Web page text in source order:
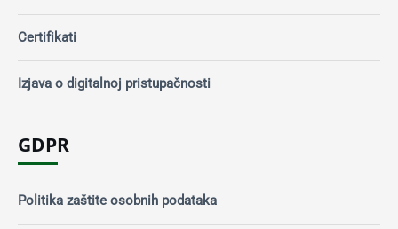
Certifikati
Izjava o digitalnoj pristupačnosti
GDPR
Politika zaštite osobnih podataka